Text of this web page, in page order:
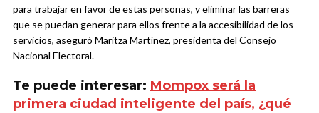
para trabajar en favor de estas personas, y eliminar las barreras
que se puedan generar para ellos frente a la accesibilidad de los
servicios, aseguró Maritza Martínez, presidenta del Consejo
Nacional Electoral.
Te puede interesar: Mompox será la
primera ciudad inteligente del país, ¿qué